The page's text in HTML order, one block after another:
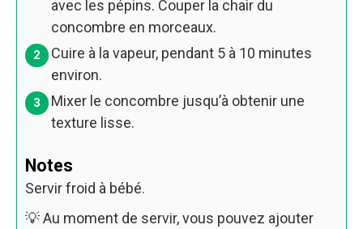
avec les pépins. Couper la chair du
concombre en morceaux.
Cuire à la vapeur, pendant 5 à 10 minutes
environ.
Mixer le concombre jusqu’à obtenir une
texture lisse.
Notes
Servir froid à bébé.
💡 Au moment de servir, vous pouvez ajouter